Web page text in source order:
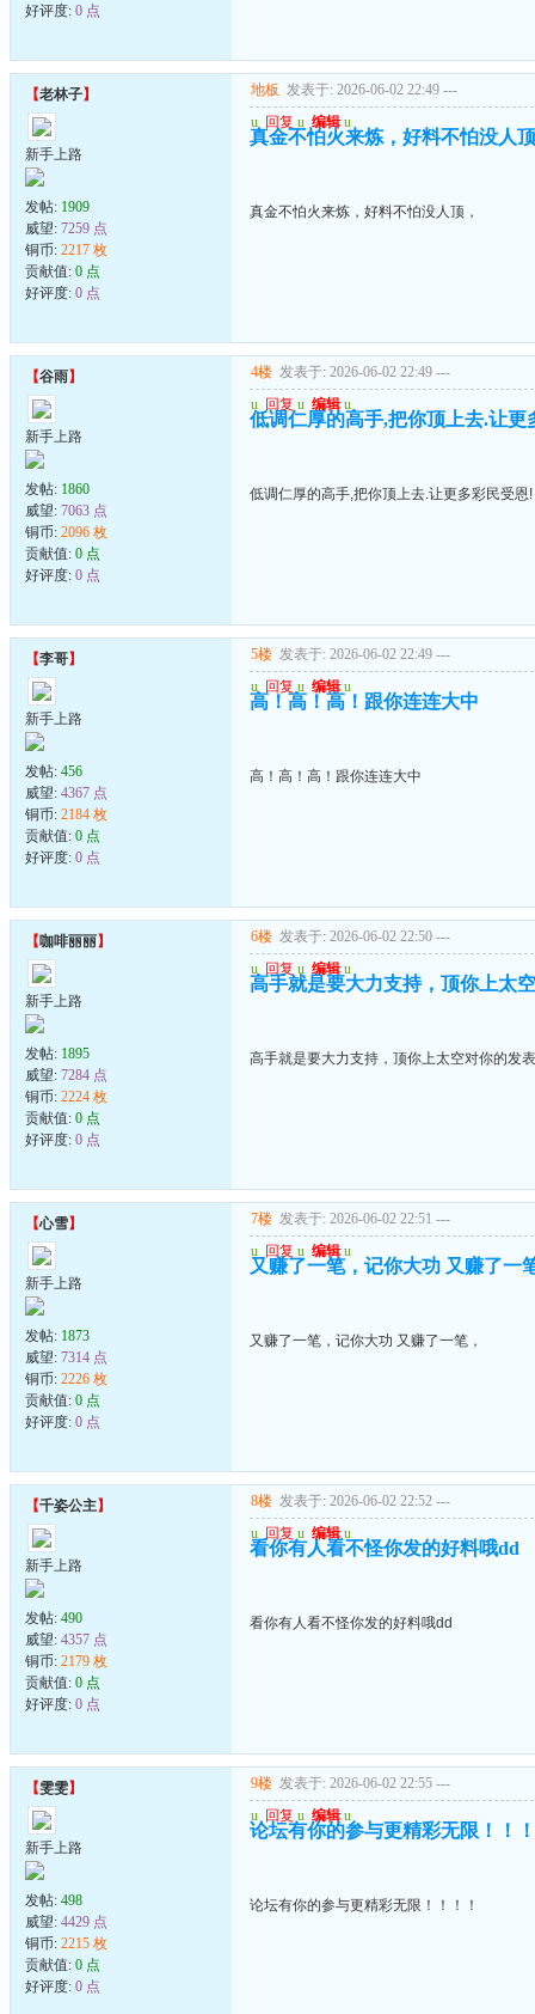
好评度: 0 点
【老林子】
新手上路
发帖: 1909
威望: 7259 点
铜币: 2217 枚
贡献值: 0 点
好评度: 0 点
地板 发表于: 2026-06-02 22:49 ---
u 回复 u 编辑 u
真金不怕火来炼，好料不怕没人
真金不怕火来炼，好料不怕没人顶，
【谷雨】
新手上路
发帖: 1860
威望: 7063 点
铜币: 2096 枚
贡献值: 0 点
好评度: 0 点
4楼 发表于: 2026-06-02 22:49 ---
u 回复 u 编辑 u
低调仁厚的高手,把你顶上去.让更
低调仁厚的高手,把你顶上去.让更多彩民受恩!
【李哥】
新手上路
发帖: 456
威望: 4367 点
铜币: 2184 枚
贡献值: 0 点
好评度: 0 点
5楼 发表于: 2026-06-02 22:49 ---
u 回复 u 编辑 u
高！高！高！跟你连连大中
高！高！高！跟你连连大中
【咖啡丽丽】
新手上路
发帖: 1895
威望: 7284 点
铜币: 2224 枚
贡献值: 0 点
好评度: 0 点
6楼 发表于: 2026-06-02 22:50 ---
u 回复 u 编辑 u
高手就是要大力支持，顶你上太
高手就是要大力支持，顶你上太空对你的发表
【心雪】
新手上路
发帖: 1873
威望: 7314 点
铜币: 2226 枚
贡献值: 0 点
好评度: 0 点
7楼 发表于: 2026-06-02 22:51 ---
u 回复 u 编辑 u
又赚了一笔，记你大功 又赚了一
又赚了一笔，记你大功 又赚了一笔，
【千姿公主】
新手上路
发帖: 490
威望: 4357 点
铜币: 2179 枚
贡献值: 0 点
好评度: 0 点
8楼 发表于: 2026-06-02 22:52 ---
u 回复 u 编辑 u
看你有人看不怪你发的好料哦dd
看你有人看不怪你发的好料哦dd
【雯雯】
新手上路
发帖: 498
威望: 4429 点
铜币: 2215 枚
贡献值: 0 点
好评度: 0 点
9楼 发表于: 2026-06-02 22:55 ---
u 回复 u 编辑 u
论坛有你的参与更精彩无限！！
论坛有你的参与更精彩无限！！！！